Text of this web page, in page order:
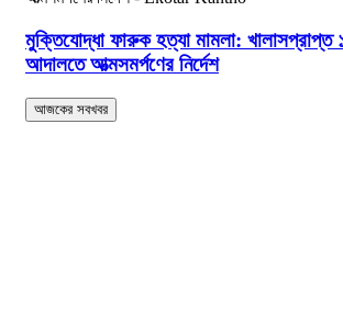
মুক্তিযোদ্ধা ফারুক হত্যা মামলা:
আদালতে আত্মসমর্পণের নির্দেশ